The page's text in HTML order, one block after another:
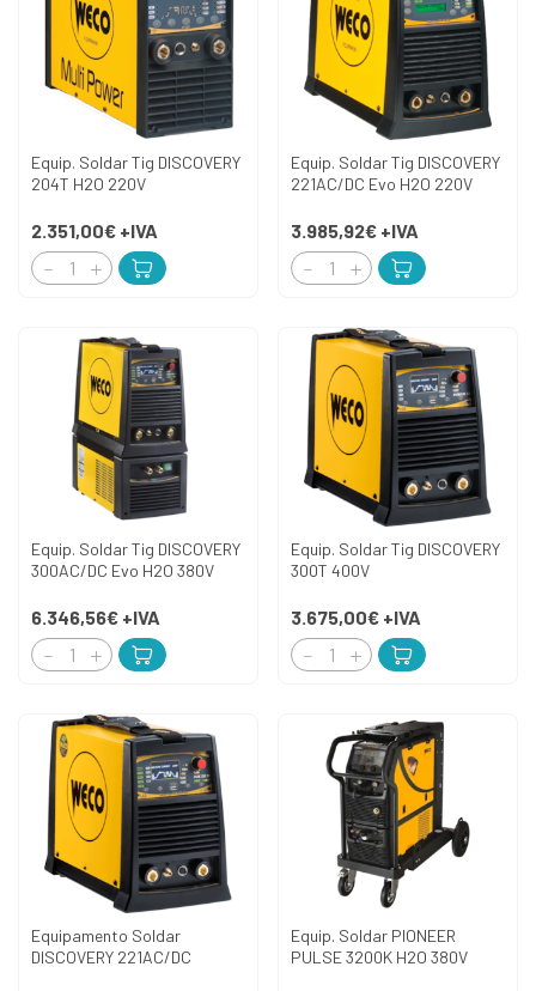
Equip. Soldar Tig DISCOVERY
204T H2O 220V
2.351,00€ +IVA
Equip. Soldar Tig DISCOVERY
221AC/DC Evo H2O 220V
3.985,92€ +IVA
Equip. Soldar Tig DISCOVERY
300AC/DC Evo H2O 380V
6.346,56€ +IVA
Equip. Soldar Tig DISCOVERY
300T 400V
3.675,00€ +IVA
Equipamento Soldar
DISCOVERY 221AC/DC
Equip. Soldar PIONEER
PULSE 3200K H2O 380V